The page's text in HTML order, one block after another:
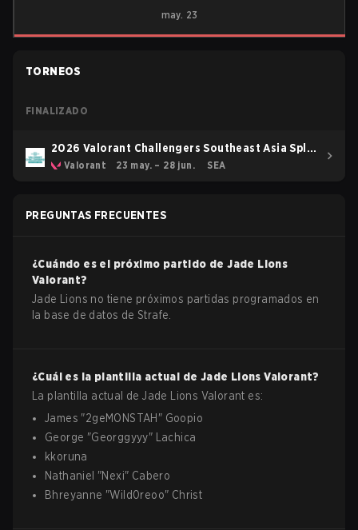
may. 23
TORNEOS
FINALIZADO
2026 Valorant Challengers Southeast Asia Split
2 Valorant 23 may. – 28 jun. SEA
PREGUNTAS FRECUENTES
¿Cuándo es el próximo partido deJade Lions
Valorant?
Jade Lions no tiene próximos partidas programados en
la base de datos de Strafe.
¿Cuál es la plantilla actual de Jade Lions Valorant?
La plantilla actual deJade Lions Valorant es:
James "2geMONSTAH " Goopio
George "Georggyyy"
Lachica
kkoruna
Nathaniel "Nexi" Cabero
Bhreyanne "Wild0reoo" Christ